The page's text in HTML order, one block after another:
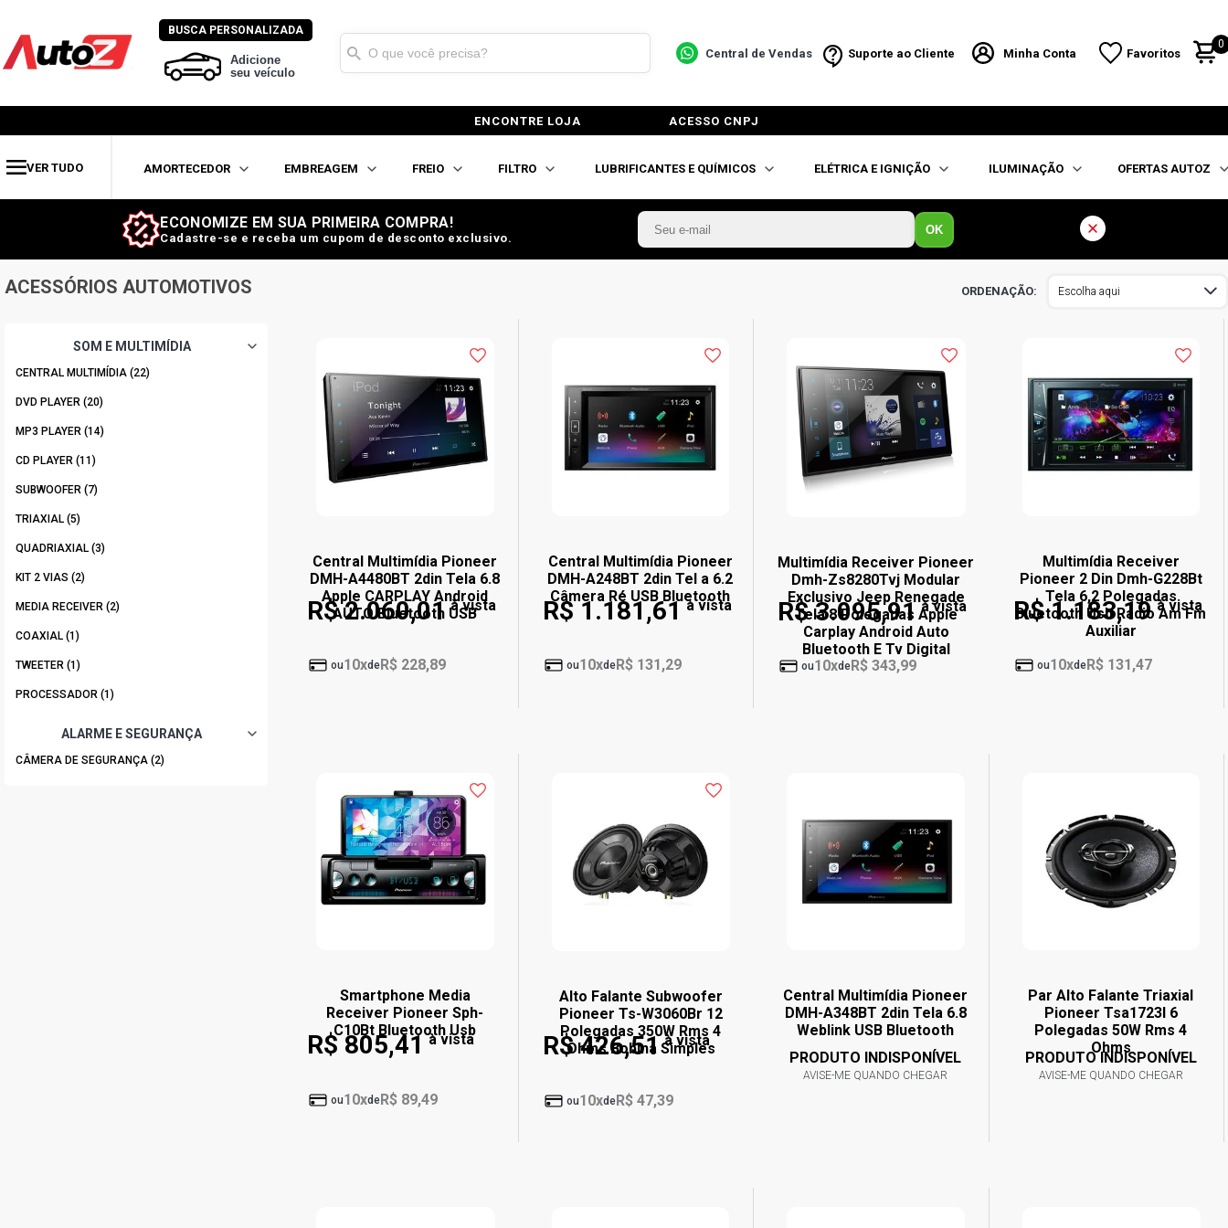
BUSCA PERSONALIZADA
Adicione
seu veículo
Central de Vendas Suporte ao Cliente Minha Conta Favoritos
0
ENCONTRE LOJA ACESSO CNPJ
VER TUDO AMORTECEDOR EMBREAGEM FREIO FILTRO LUBRIFICANTES E QUÍMICOS ELÉTRICA E IGNIÇÃO ILUMINAÇÃO OFERTAS AUTOZ
ECONOMIZE EM SUA PRIMEIRA COMPRA!
Cadastre-se e receba um cupom de desconto exclusivo.
OK
PIONEER
ACESSÓRIOS AUTOMOTIVOS
SOM E MULTIMÍDIA
CENTRAL MULTIMÍDIA (22)
DVD PLAYER (20)
MP3 PLAYER (14)
CD PLAYER (11)
SUBWOOFER (7)
TRIAXIAL (5)
QUADRIAXIAL (3)
KIT 2 VIAS (2)
MEDIA RECEIVER (2)
COAXIAL (1)
TWEETER (1)
PROCESSADOR (1)
ALARME E SEGURANÇA
CÂMERA DE SEGURANÇA (2)
Escolha aqui
Central Multimídia Pioneer
DMH-A4480BT 2din Tela 6.8
Apple CARPLAY Android
AUTO Bluetooth USB
R$ 2.060,01 à vista
ou10xdeR$ 228,89
Central Multimídia Pioneer
DMH-A248BT 2din Tel a 6.2
Câmera Ré USB Bluetooth
R$ 1.181,61 à vista
ou10xdeR$ 131,29
Multimídia Receiver Pioneer
Dmh-Zs8280Tvj Modular
Exclusivo Jeep Renegade
Tela 8 Polegadas Apple
Carplay Android Auto
Bluetooth E Tv Digital
R$ 3.095,91 à vista
ou10xdeR$ 343,99
Multimídia Receiver
Pioneer 2 Din Dmh-G228Bt
Tela 6,2 Polegadas
Bluetooth Usb Radio Am Fm
Auxiliar
R$ 1.183,19 à vista
ou10xdeR$ 131,47
Smartphone Media
Receiver Pioneer Sph-
C10Bt Bluetooth Usb
R$ 805,41 à vista
ou10xdeR$ 89,49
Alto Falante Subwoofer
Pioneer Ts-W3060Br 12
Polegadas 350W Rms 4
Ohms Bobina Simples
R$ 426,51 à vista
ou10xdeR$ 47,39
Central Multimídia Pioneer
DMH-A348BT 2din Tela 6.8
Weblink USB Bluetooth
PRODUTO INDISPONÍVEL
AVISE-ME QUANDO CHEGAR
Par Alto Falante Triaxial
Pioneer Tsa1723I 6
Polegadas 50W Rms 4
Ohms
PRODUTO INDISPONÍVEL
AVISE-ME QUANDO CHEGAR